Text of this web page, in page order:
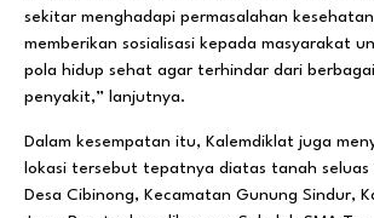
sekitar menghadapi permasalahan
memberikan sosialisasi kepada masyarakat
pola hidup sehat agar terhindar dari
penyakit,” lanjutnya.
Dalam kesempatan itu, Kalemdiklat juga
lokasi tersebut tepatnya diatas tanah seluas
Desa Cibinong, Kecamatan Gunung Sindur,